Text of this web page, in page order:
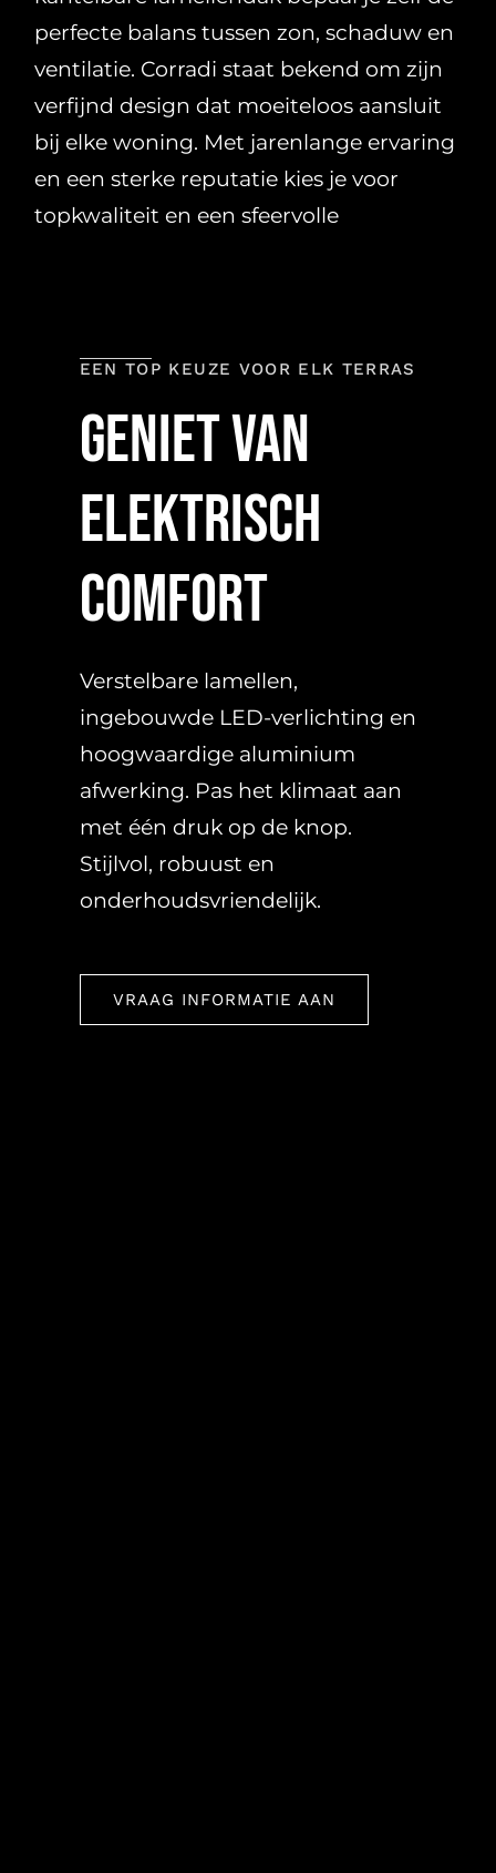
perfecte balans tussen zon, schaduw en
ventilatie. Corradi staat bekend om zijn
verfijnd design dat moeiteloos aansluit
bij elke woning. Met jarenlange ervaring
en een sterke reputatie kies je voor
topkwaliteit en een sfeervolle
EEN TOP KEUZE VOOR ELK TERRAS
Geniet van
elektrisch
comfort
Verstelbare lamellen,
ingebouwde LED-verlichting en
hoogwaardige aluminium
afwerking. Pas het klimaat aan
met één druk op de knop.
Stijlvol, robuust en
onderhoudsvriendelijk.
VRAAG INFORMATIE AAN